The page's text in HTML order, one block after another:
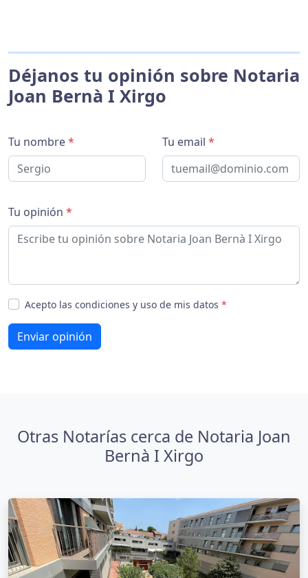
Déjanos tu opinión sobre Notaria
Joan Bernà I Xirgo
Tu nombre* Tu email *
Tu opinión *
Acepto las condiciones y uso de mis datos *
Enviar opinión
Otras Notarías cerca de Notaria Joan
Bernà I Xirgo